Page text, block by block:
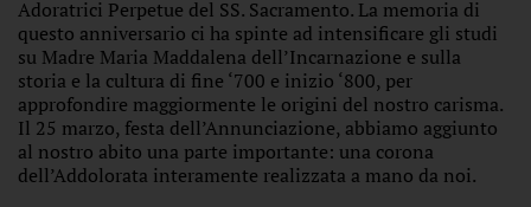
Adoratrici Perpetue del SS. Sacramento. La memoria di
questo anniversario ci ha spinte ad intensificare gli studi
su Madre Maria Maddalena dell’Incarnazione e sulla
storia e la cultura di fine ‘700 e inizio ‘800, per
approfondire maggiormente le origini del nostro carisma.
Il 25 marzo, festa dell’Annunciazione, abbiamo aggiunto
al nostro abito una parte importante: una corona
dell’Addolorata interamente realizzata a mano da noi.